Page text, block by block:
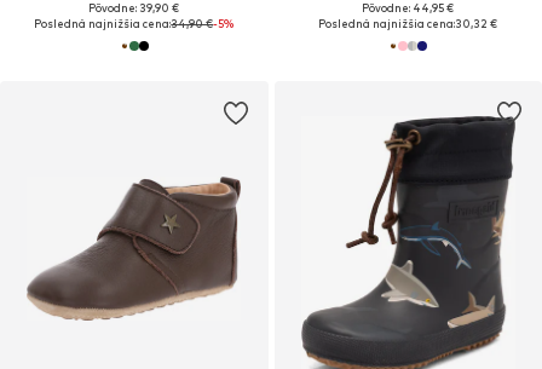
Pôvodne: 39,90 €
Posledná najnižšia cena:34,90 €-5%
Pôvodne: 44,95 €
Posledná najnižšia cena:30,32 €